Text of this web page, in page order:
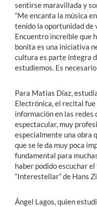
sentirse maravillada y
“Me encanta la música
tenido la oportunidad de
Encuentro increíble que
bonita es una iniciativa
cultura es parte íntegra
estudiemos. Es
Para Matías Díaz,
Electrónica, el recital fue
información en las redes
espectacular, muy
especialmente una obra
que se le da muy poca
fundamental para
haber podido escuchar
“Interestellar” de Hans
Ángel Lagos, quien